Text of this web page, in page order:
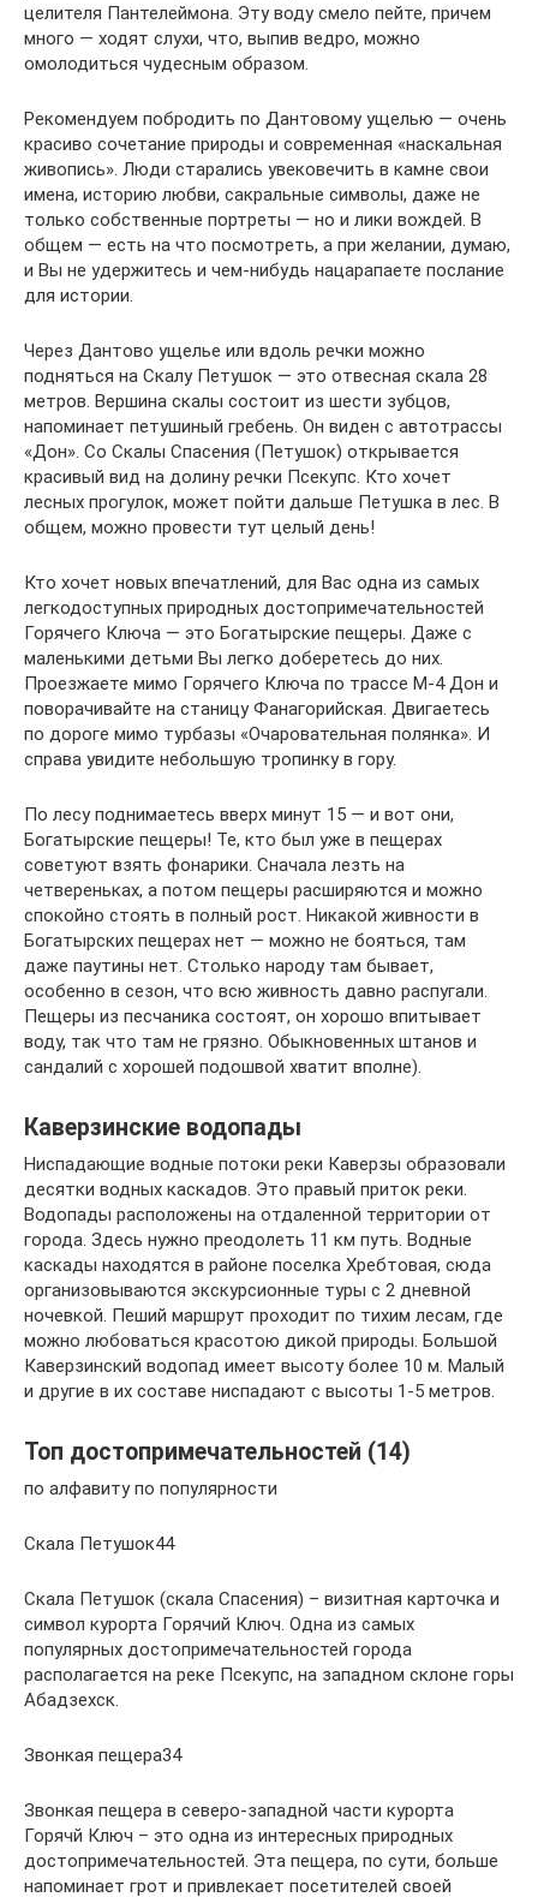
целителя Пантелеймона. Эту воду смело пейте, причем
много — ходят слухи, что, выпив ведро, можно
омолодиться чудесным образом.
Рекомендуем побродить по Дантовому ущелью — очень
красиво сочетание природы и современная «наскальная
живопись». Люди старались увековечить в камне свои
имена, историю любви, сакральные символы, даже не
только собственные портреты — но и лики вождей. В
общем — есть на что посмотреть, а при желании, думаю,
и Вы не удержитесь и чем-нибудь нацарапаете послание
для истории.
Через Дантово ущелье или вдоль речки можно
подняться на Скалу Петушок — это отвесная скала 28
метров. Вершина скалы состоит из шести зубцов,
напоминает петушиный гребень. Он виден с автотрассы
«Дон». Со Скалы Спасения (Петушок) открывается
красивый вид на долину речки Псекупс. Кто хочет
лесных прогулок, может пойти дальше Петушка в лес. В
общем, можно провести тут целый день!
Кто хочет новых впечатлений, для Вас одна из самых
легкодоступных природных достопримечательностей
Горячего Ключа — это Богатырские пещеры. Даже с
маленькими детьми Вы легко доберетесь до них.
Проезжаете мимо Горячего Ключа по трассе М-4 Дон и
поворачивайте на станицу Фанагорийская. Двигаетесь
по дороге мимо турбазы «Очаровательная полянка». И
справа увидите небольшую тропинку в гору.
По лесу поднимаетесь вверх минут 15 — и вот они,
Богатырские пещеры! Те, кто был уже в пещерах
советуют взять фонарики. Сначала лезть на
четвереньках, а потом пещеры расширяются и можно
спокойно стоять в полный рост. Никакой живности в
Богатырских пещерах нет — можно не бояться, там
даже паутины нет. Столько народу там бывает,
особенно в сезон, что всю живность давно распугали.
Пещеры из песчаника состоят, он хорошо впитывает
воду, так что там не грязно. Обыкновенных штанов и
сандалий с хорошей подошвой хватит вполне).
Каверзинские водопады
Ниспадающие водные потоки реки Каверзы образовали
десятки водных каскадов. Это правый приток реки.
Водопады расположены на отдаленной территории от
города. Здесь нужно преодолеть 11 км путь. Водные
каскады находятся в районе поселка Хребтовая, сюда
организовываются экскурсионные туры с 2 дневной
ночевкой. Пеший маршрут проходит по тихим лесам, где
можно любоваться красотою дикой природы. Большой
Каверзинский водопад имеет высоту более 10 м. Малый
и другие в их составе ниспадают с высоты 1-5 метров.
Топ достопримечательностей (14)
по алфавиту по популярности
Скала Петушок44
Скала Петушок (скала Спасения) – визитная карточка и
символ курорта Горячий Ключ. Одна из самых
популярных достопримечательностей города
располагается на реке Псекупс, на западном склоне горы
Абадзехск.
Звонкая пещера34
Звонкая пещера в северо-западной части курорта
Горячй Ключ – это одна из интересных природных
достопримечательностей. Эта пещера, по сути, больше
напоминает грот и привлекает посетителей своей